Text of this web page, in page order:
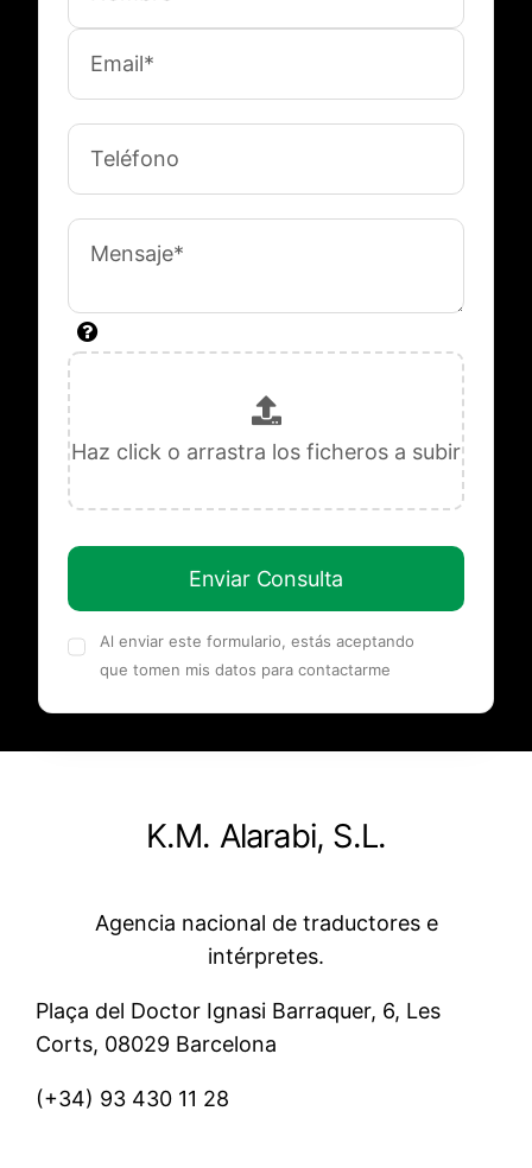
Enviar Consulta
Al enviar este formulario, estás aceptando
que tomen mis datos para contactarme
K.M. Alarabi, S.L.
Agencia nacional de traductores e
intérpretes.
Plaça del Doctor Ignasi Barraquer, 6, Les
Corts, 08029 Barcelona
(+34) 93 430 11 28